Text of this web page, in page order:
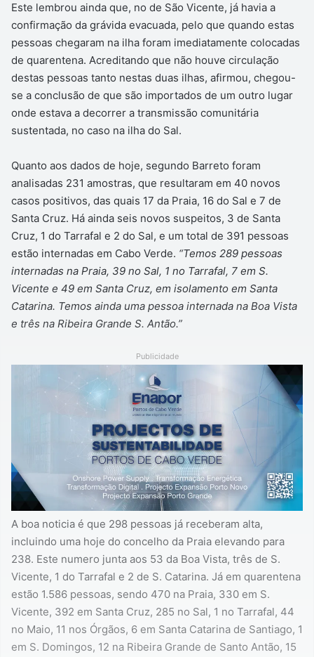
Este lembrou ainda que, no de São Vicente, já havia a
confirmação da grávida evacuada, pelo que quando estas
pessoas chegaram na ilha foram imediatamente colocadas
de quarentena. Acreditando que não houve circulação
destas pessoas tanto nestas duas ilhas, afirmou, chegou-
se a conclusão de que são importados de um outro lugar
onde estava a decorrer a transmissão comunitária
sustentada, no caso na ilha do Sal.
Quanto aos dados de hoje, segundo Barreto foram
analisadas 231 amostras, que resultaram em 40 novos
casos positivos, das quais 17 da Praia, 16 do Sal e 7 de
Santa Cruz. Há ainda seis novos suspeitos, 3 de Santa
Cruz, 1 do Tarrafal e 2 do Sal, e um total de 391 pessoas
estão internadas em Cabo Verde. “Temos 289 pessoas
internadas na Praia, 39 no Sal, 1 no Tarrafal, 7 em S.
Vicente e 49 em Santa Cruz, em isolamento em Santa
Catarina. Temos ainda uma pessoa internada na Boa Vista
e três na Ribeira Grande S. Antão.”
Publicidade
A boa noticia é que 298 pessoas já receberam alta,
incluindo uma hoje do concelho da Praia elevando para
238. Este numero junta aos 53 da Boa Vista, três de S.
Vicente, 1 do Tarrafal e 2 de S. Catarina. Já em quarentena
estão 1.586 pessoas, sendo 470 na Praia, 330 em S.
Vicente, 392 em Santa Cruz, 285 no Sal, 1 no Tarrafal, 44
no Maio, 11 nos Órgãos, 6 em Santa Catarina de Santiago, 1
em S. Domingos, 12 na Ribeira Grande de Santo Antão, 15